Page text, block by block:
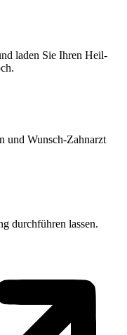
laden Sie Ihren Heil-
und Wunsch-Zahnarzt
durchführen lassen.